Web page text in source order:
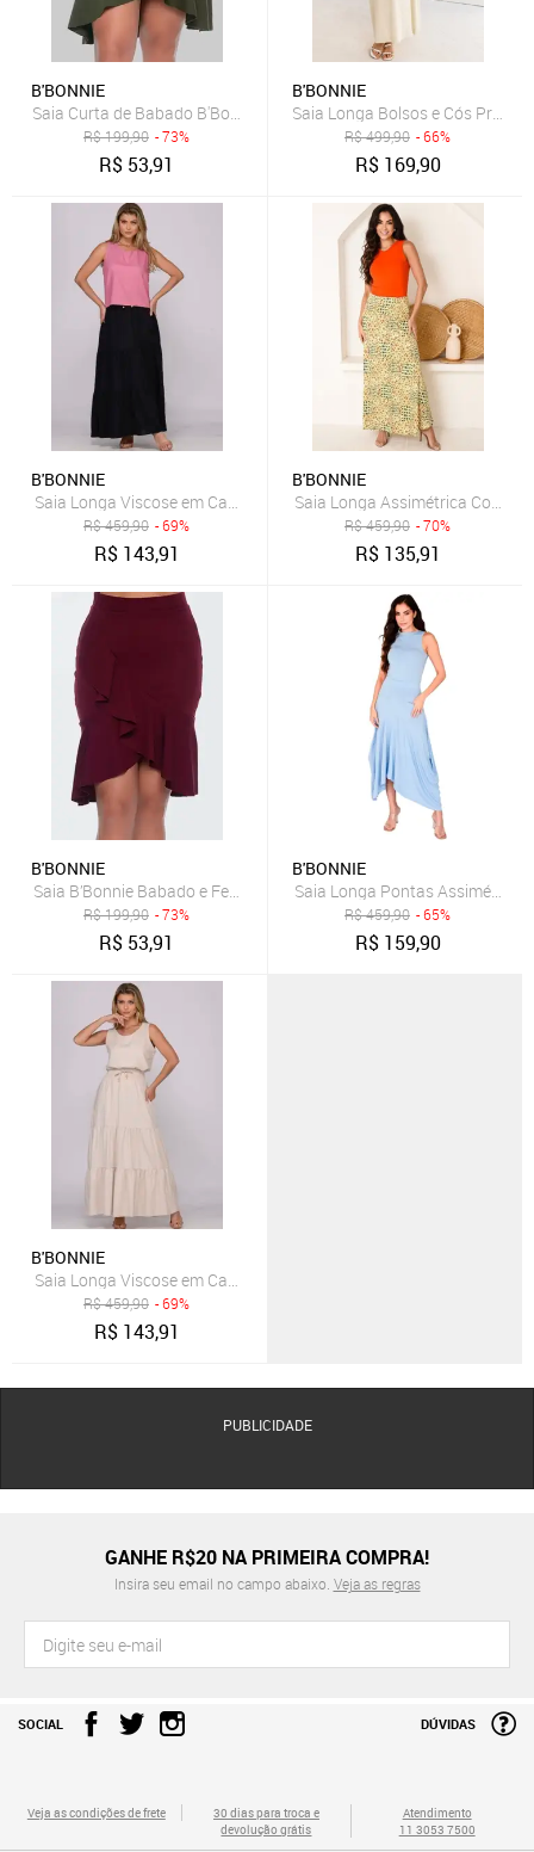
B'BONNIE
Saia Curta de Babado B'Bonnie Leonora Verde Militar
R$199,90 - 73%
R$ 53,91
B'BONNIE
Saia Longa Bolsos e Cós
R$499,90 - 66%
R$ 169,90
B'BONNIE
Saia Longa Viscose em Camadas B’Bonnie Luiza Preto
R$459,90 - 69%
R$ 143,91
B'BONNIE
Saia Longa Assimétrica Com
R$459,90 - 70%
R$ 135,91
B'BONNIE
Saia B’Bonnie Babado e Fenda frontal Leonora Vinho
R$199,90 - 73%
R$ 53,91
B'BONNIE
Saia Longa Pontas
R$459,90 - 65%
R$ 159,90
B'BONNIE
Saia Longa Viscose em Camadas B’Bonnie Luiza Bege
R$459,90 - 69%
R$ 143,91
PUBLICIDADE
GANHE R$20 NA PRIMEIRA COMPRA!
Insira seu email no campo abaixo. Veja as regras
SOCIAL DÚVIDAS
Veja as condições de frete
30 dias para troca e
devolução grátis
Atendimento
11 3053 7500